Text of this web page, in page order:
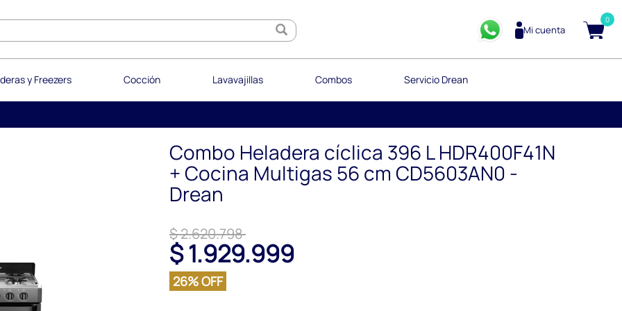
Mi cuenta
0
y Freezers Cocción Lavavajillas Combos Servicio Drean
Combo Heladera cíclica 396 L HDR400F41N
+ Cocina Multigas 56 cm CD5603AN0 -
Drean
$ 2.620.798
$ 1.929.999
26% OFF